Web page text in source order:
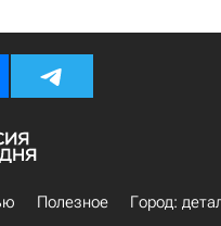
Полезное
Город: